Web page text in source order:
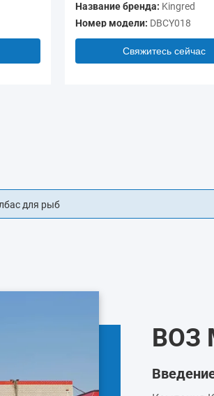
Название бренда: Kingred
Номер модели: DBCY018
Свяжитесь сейчас
продуктов
ВОЗ